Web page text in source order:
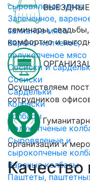
сыровяленое мясо
Запеченное,
заливное мясо
Варено-копченое,
полукопченое мясо
Сосиски и
Сосиски
Сардельки
Колбаски
Колбасы
Полукопченые
Сыровяленые и
сырокопченые
Вареные колбасы
Паштеты,
семинары,
комфортно и
Осуществляем
сотрудников
организации и
Качество